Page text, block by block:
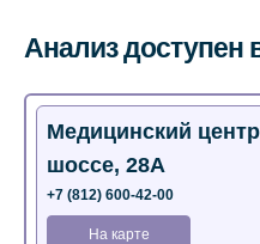
Анализ доступен
Медицинский
шоссе, 28А
+7 (812) 600-42-00
На карте